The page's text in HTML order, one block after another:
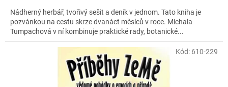
Nádherný herbář, tvořivý sešit a deník v jednom. Tato kniha je
pozvánkou na cestu skrze dvanáct měsíců v roce. Michala
Tumpachová v ní kombinuje praktické rady, botanické...
Kód: 610-229